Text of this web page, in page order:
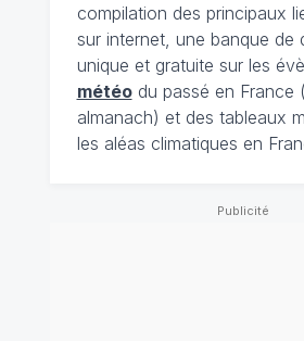
compilation des principaux
sur internet, une banque de
unique et gratuite sur les
météodu passé en France
almanach) et des tableaux
les aléas climatiques en